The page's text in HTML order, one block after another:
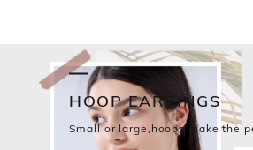
HOOP EARRINGS
Small or large,hoops make the